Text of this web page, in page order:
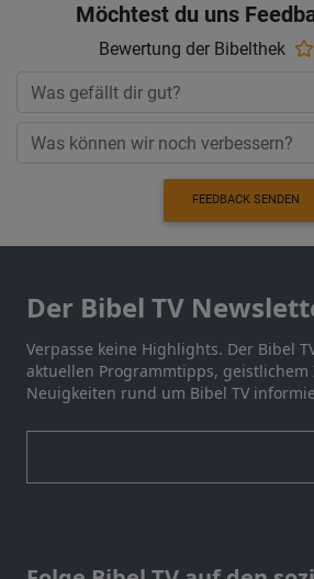
Möchtest du uns
Bewertung der Bibelthek
FEEDBACK SENDEN
Der Bibel TV
Verpasse keine Highlights. Der Bibel
aktuellen Programmtipps,
Neuigkeiten rund um Bibel TV